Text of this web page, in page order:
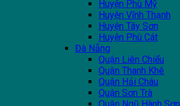
Huyện Phù Mỹ
Huyện Vĩnh Thạnh
Huyện Tây Sơn
Huyện Phù Cát
Đà Nẵng
Quận Liên Chiểu
Quận Thanh Khê
Quận Hải Châu
Quận Sơn Trà